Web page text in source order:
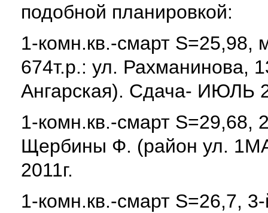
подобной планировкой:
1-комн.кв.-смарт S=25,98,
674т.р.: ул. Рахманинова,
Ангарская). Сдача- ИЮЛЬ
1-комн.кв.-смарт S=29,68,
Щербины Ф. (район ул.
2011г.
1-комн.кв.-смарт S=26,7,